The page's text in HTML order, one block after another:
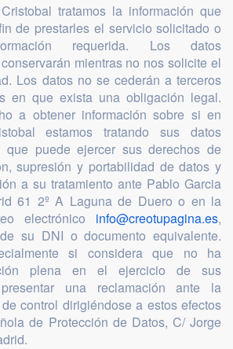
tratamos la información que
de prestarles el servicio solicitado o
requerida. Los datos
mientras no nos solicite el
Los datos no se cederán a terceros
en que exista una obligación legal.
a obtener información sobre si en
estamos tratando sus datos
que puede ejercer sus derechos de
supresión y portabilidad de datos y
a su tratamiento ante Pablo Garcia
61 2º A Laguna de Duero o en la
electrónico info@creotupagina.es,
su DNI o documento equivalente.
si considera que no ha
plena en el ejercicio de sus
una reclamación ante la
control dirigiéndose a estos efectos
de Protección de Datos, C/ Jorge